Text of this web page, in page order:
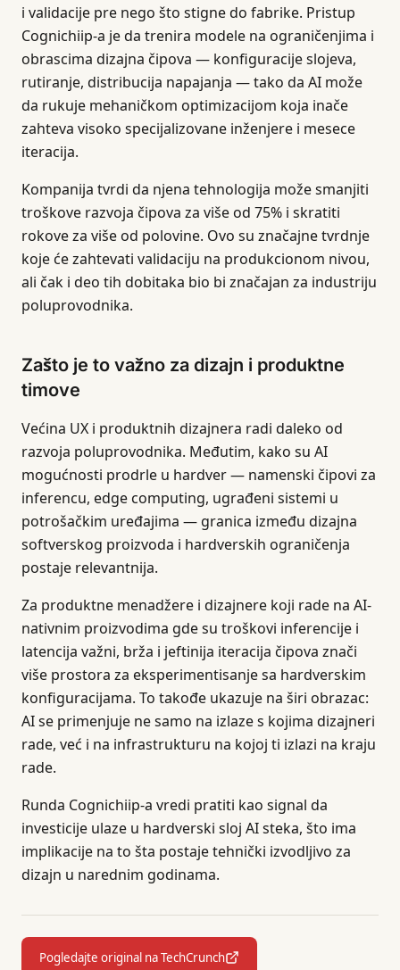
i validacije pre nego što stigne do fabrike. Pristup
Cognichiip-a je da trenira modele na ograničenjima i
obrascima dizajna čipova — konfiguracije slojeva,
rutiranje, distribucija napajanja — tako da AI može
da rukuje mehaničkom optimizacijom koja inače
zahteva visoko specijalizovane inženjere i mesece
iteracija.
Kompanija tvrdi da njena tehnologija može smanjiti
troškove razvoja čipova za više od 75% i skratiti
rokove za više od polovine. Ovo su značajne tvrdnje
koje će zahtevati validaciju na produkcionom nivou,
ali čak i deo tih dobitaka bio bi značajan za industriju
poluprovodnika.
Zašto je to važno za dizajn i produktne
timove
Većina UX i produktnih dizajnera radi daleko od
razvoja poluprovodnika. Međutim, kako su AI
mogućnosti prodrle u hardver — namenski čipovi za
inferencu, edge computing, ugrađeni sistemi u
potrošačkim uređajima — granica između dizajna
softverskog proizvoda i hardverskih ograničenja
postaje relevantnija.
Za produktne menadžere i dizajnere koji rade na AI-
nativnim proizvodima gde su troškovi inferencije i
latencija važni, brža i jeftinija iteracija čipova znači
više prostora za eksperimentisanje sa hardverskim
konfiguracijama. To takođe ukazuje na širi obrazac:
AI se primenjuje ne samo na izlaze s kojima dizajneri
rade, već i na infrastrukturu na kojoj ti izlazi na kraju
rade.
Runda Cognichiip-a vredi pratiti kao signal da
investicije ulaze u hardverski sloj AI steka, što ima
implikacije na to šta postaje tehnički izvodljivo za
dizajn u narednim godinama.
Pogledajte original na TechCrunch